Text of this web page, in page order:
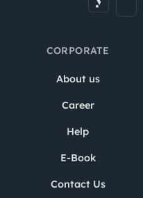
CORPORATE
About us
Career
Help
E-Book
Contact Us